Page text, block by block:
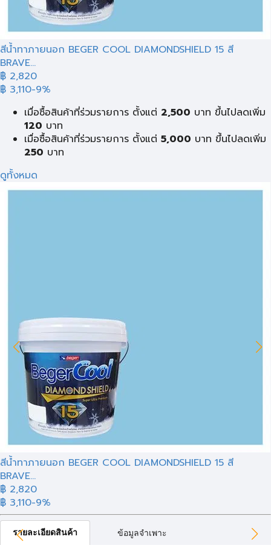
สีน้ำทาภายนอก BEGER COOL DIAMONDSHIELD 15 สี
BRAVE...
฿ 2,820
฿ 3,110-9%
เมื่อซื้อสินค้าที่ร่วมรายการ ตั้งแต่ 2,500 บาท ขึ้นไปลดเพิ่ม
120 บาท
เมื่อซื้อสินค้าที่ร่วมรายการ ตั้งแต่ 5,000 บาท ขึ้นไปลดเพิ่ม
250 บาท
ดูทั้งหมด
สีน้ำทาภายนอก BEGER COOL DIAMONDSHIELD 15 สี
BRAVE...
฿ 2,820
฿ 3,110-9%
รายละเอียดสินค้า ข้อมูลจำเพาะ